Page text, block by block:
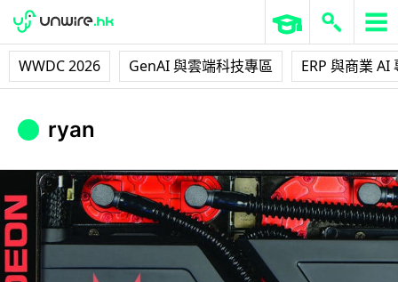
WWDC 2026 GenAI 與雲端科技專區 ERP 與商業 AI
ryan